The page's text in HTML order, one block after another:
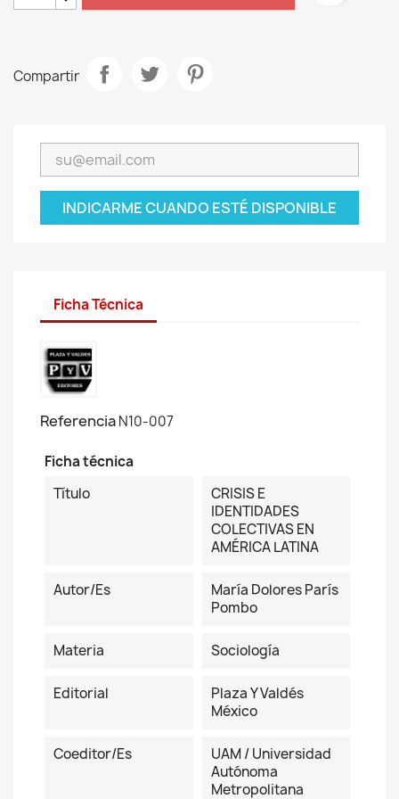
Compartir
INDICARME CUANDO ESTÉ DISPONIBLE
Ficha Técnica
ReferenciaN10-007
Ficha técnica
Título
CRISIS E
IDENTIDADES
COLECTIVAS EN
AMÉRICA LATINA
Autor/es
María Dolores París
Pombo
Materia Sociología
Editorial
Plaza Y Valdés
México
Coeditor/es
UAM / Universidad
Autónoma
Metropolitana